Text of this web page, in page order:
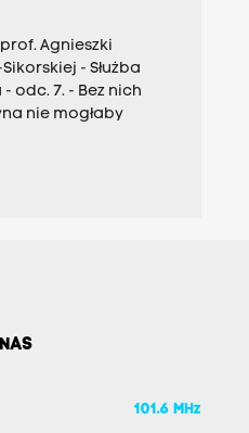
Agnieszki
- Służba
odc. 7. - Bez nich
nie mogłaby
101.6 MHz